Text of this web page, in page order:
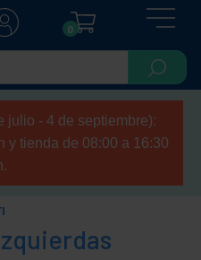
0
julio - 4 de septiembre):
y tienda de 08:00 a 16:30
h.